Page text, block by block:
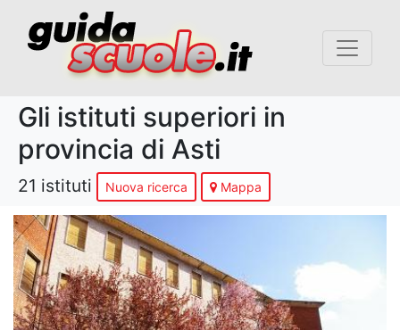
Gli istituti superiori in
provincia di Asti
21 istituti Nuova ricerca Mappa